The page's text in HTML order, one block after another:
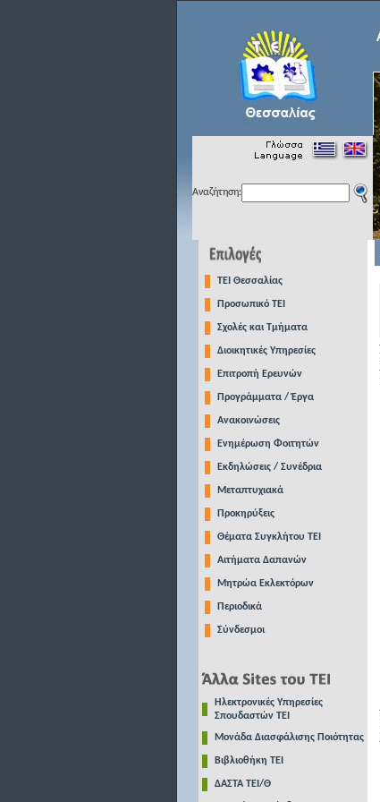
Αναζήτηση:
TEI Θεσσαλίας
Προσωπικό ΤΕΙ
Σχολές και Τμήματα
Διοικητικές Υπηρεσίες
Επιτροπή Ερευνών
Προγράμματα / Έργα
Ανακοινώσεις
Ενημέρωση Φοιτητών
Εκδηλώσεις / Συνέδρια
Μεταπτυχιακά
Προκηρύξεις
Θέματα Συγκλήτου ΤΕΙ
Αιτήματα Δαπανών
Μητρώα Εκλεκτόρων
Περιοδικά
Σύνδεσμοι
Ηλεκτρονικές Υπηρεσίες
Σπουδαστών ΤΕΙ
Μονάδα Διασφάλισης Ποιότητας
Βιβλιοθήκη ΤΕΙ
ΔΑΣΤΑ ΤΕΙ/Θ